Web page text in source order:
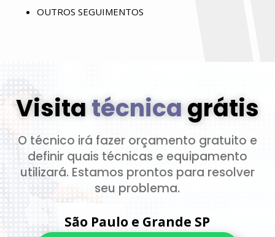
OUTROS SEGUIMENTOS
Visitatécnicagrátis
O técnico irá fazer orçamento gratuito e
definir quais técnicas e equipamento
utilizará. Estamos prontos para resolver
seu problema.
São Paulo e Grande SP